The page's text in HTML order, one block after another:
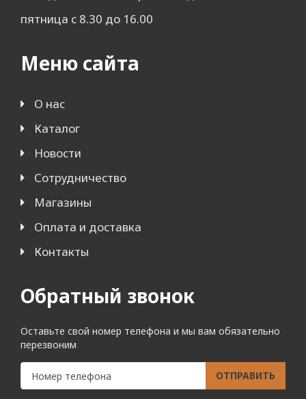
пятница с 8.30 до 16.00
Меню сайта
О нас
Каталог
Новости
Сотрудничество
Магазины
Оплата и доставка
Контакты
Обратный звонок
Оставьте свой номер телефона и мы вам обязательно
перезвоним
ОТПРАВИТЬ